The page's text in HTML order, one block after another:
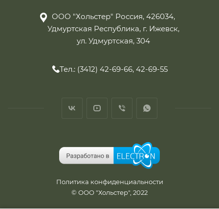
ООО "Хольстер" Россия, 426034,
Удмуртская Республика, г. Ижевск,
ул. Удмуртская, 304
Тел.: (3412) 42-69-66, 42-69-55
Политика конфиденциальности
© ООО "Хольстер", 2022